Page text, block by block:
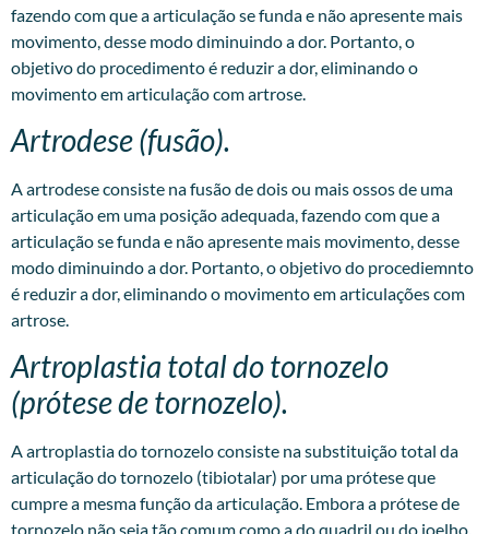
fazendo com que a articulação se funda e não apresente mais
movimento, desse modo diminuindo a dor. Portanto, o
objetivo do procedimento é reduzir a dor, eliminando o
movimento em articulação com artrose.
Artrodese (fusão).
A artrodese consiste na fusão de dois ou mais ossos de uma
articulação em uma posição adequada, fazendo com que a
articulação se funda e não apresente mais movimento, desse
modo diminuindo a dor. Portanto, o objetivo do procediemnto
é reduzir a dor, eliminando o movimento em articulações com
artrose.
Artroplastia total do tornozelo
(prótese de tornozelo).
A artroplastia do tornozelo consiste na substituição total da
articulação do tornozelo (tibiotalar) por uma prótese que
cumpre a mesma função da articulação. Embora a prótese de
tornozelo não seja tão comum como a do quadril ou do joelho,